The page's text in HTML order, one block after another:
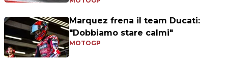
Marquez frena il team Ducati:
"Dobbiamo stare calmi"
MOTOGP